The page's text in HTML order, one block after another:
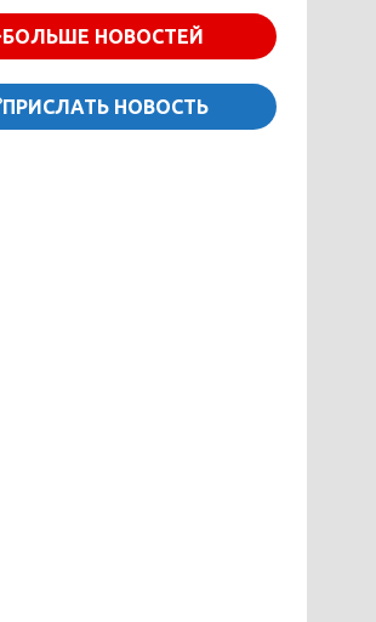
БОЛЬШЕ НОВОСТЕЙ
ПРИСЛАТЬ НОВОСТЬ